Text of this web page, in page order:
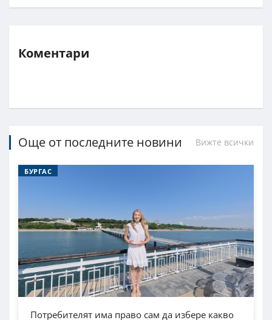
Коментари
Още от последните новини Вижте всички
БУРГАС
Потребителят има право сам да избере какво